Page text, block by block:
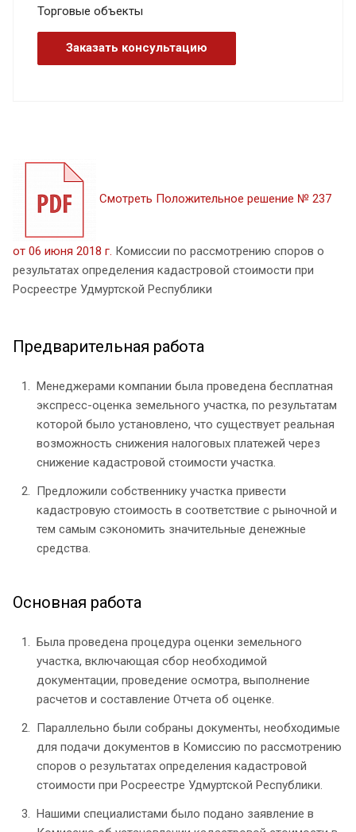
Торговые объекты
Заказать консультацию
Смотреть Положительное решение № 237
от 06 июня 2018 г. Комиссии по рассмотрению споров о
результатах определения кадастровой стоимости при
Росреестре Удмуртской Республики
Предварительная работа
Менеджерами компании была проведена бесплатная
экспресс-оценка земельного участка, по результатам
которой было установлено, что существует реальная
возможность снижения налоговых платежей через
снижение кадастровой стоимости участка.
Предложили собственнику участка привести
кадастровую стоимость в соответствие с рыночной и
тем самым сэкономить значительные денежные
средства.
Основная работа
Была проведена процедура оценки земельного
участка, включающая сбор необходимой
документации, проведение осмотра, выполнение
расчетов и составление Отчета об оценке.
Параллельно были собраны документы, необходимые
для подачи документов в Комиссию по рассмотрению
споров о результатах определения кадастровой
стоимости при Росреестре Удмуртской Республики.
Нашими специалистами было подано заявление в